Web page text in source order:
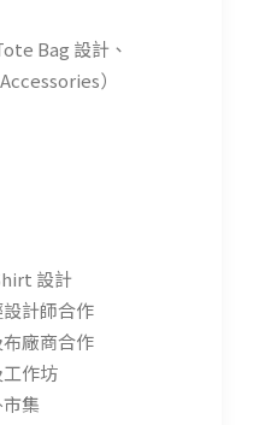
Bag 設計、
）
設計
計師合作
廠商合作
作坊
集